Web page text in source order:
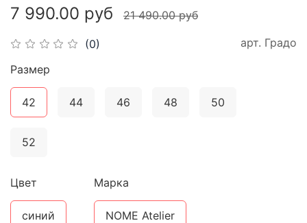
(0) арт. Градо
7 990.00 руб 21 490.00 руб
Размер
42 44 46 48 50
52
Цвет
синий
Марка
NOME Atelier